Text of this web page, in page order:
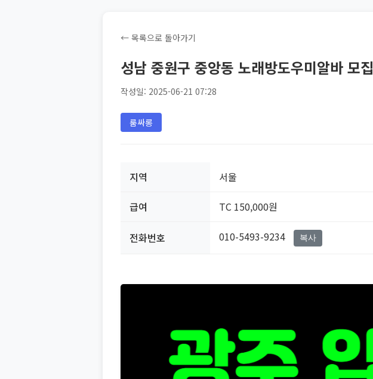
← 목록으로 돌아가기
성남 중원구 중앙동 노래방도우미알바 모집
작성일: 2025-06-21 07:28
룸싸롱
지역 서울
급여 TC 150,000원
전화번호 010-5493-9234 복사